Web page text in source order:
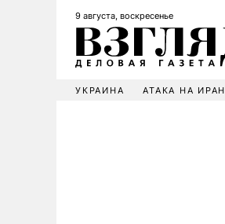
9 августа, воскресенье
УКРАИНА АТАКА НА ИРАН